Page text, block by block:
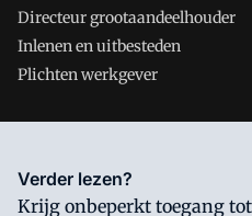
Directeur grootaandeelhouder
Inlenen en uitbesteden
Plichten werkgever
Salarisnet is onderdeel van
waar VMN media voor staat. Op
Verder lezen?
Krijg onbeperkt toegang